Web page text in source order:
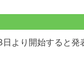
日より開始すると発